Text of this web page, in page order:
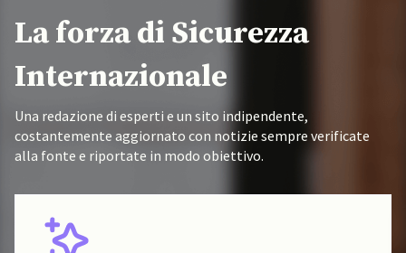
La forza di Sicurezza
Internazionale
Una redazione di esperti e un sito indipendente,
costantemente aggiornato con notizie sempre verificate
alla fonte e riportate in modo obiettivo.